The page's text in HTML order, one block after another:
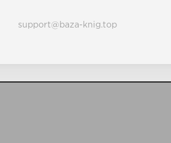
support@baza-knig.top